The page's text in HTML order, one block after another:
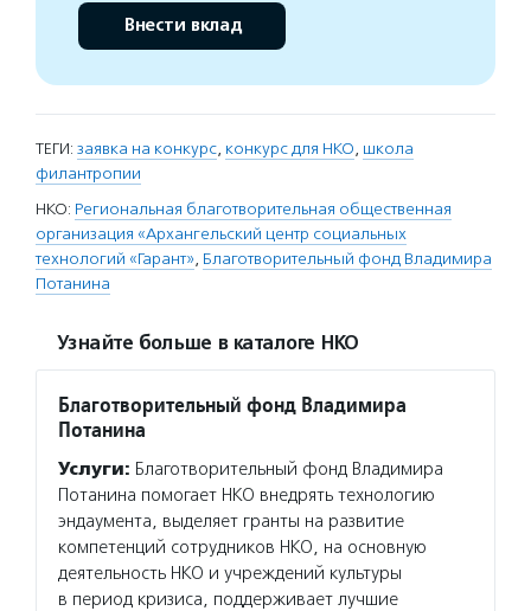
Внести вклад
ТЕГИ: заявка на конкурс, конкурс для НКО, школа
филантропии
НКО: Региональная благотворительная общественная
организация «Архангельский центр социальных
технологий «Гарант», Благотворительный фонд Владимира
Потанина
Узнайте больше в каталоге НКО
Благотворительный фонд Владимира
Потанина
Услуги: Благотворительный фонд Владимира
Потанина помогает НКО внедрять технологию
эндаумента, выделяет гранты на развитие
компетенций сотрудников НКО, на основную
деятельность НКО и учреждений культуры
в период кризиса, поддерживает лучшие